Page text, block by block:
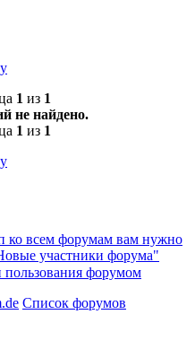
1 из 1
не найдено.
1 из 1
ко всем форумам вам нужно
участники форума"
форумом
Список форумов